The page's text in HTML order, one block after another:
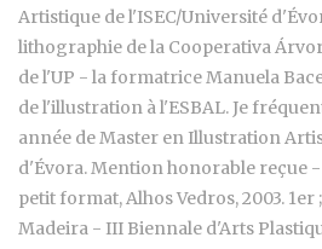
Artistique de l'ISEC/Université
lithographie de la Cooperativa
de l'UP - la formatrice Manuela
de l'illustration à l'ESBAL. Je
année de Master en Illustration
d'Évora. Mention honorable reçue
petit format, Alhos Vedros, 2003.
Madeira - III Biennale d'Arts